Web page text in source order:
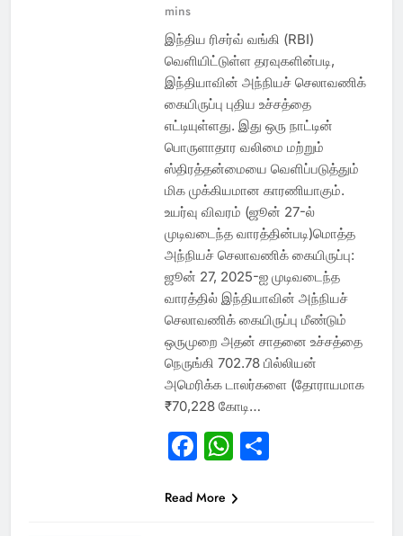
mins
இந்திய ரிசர்வ் வங்கி (RBI)
வெளியிட்டுள்ள தரவுகளின்படி,
இந்தியாவின் அந்நியச் செலாவணிக்
கையிருப்பு புதிய உச்சத்தை
எட்டியுள்ளது. இது ஒரு நாட்டின்
பொருளாதார வலிமை மற்றும்
ஸ்திரத்தன்மையை வெளிப்படுத்தும்
மிக முக்கியமான காரணியாகும்.
உயர்வு விவரம் (ஜூன் 27-ல்
முடிவடைந்த வாரத்தின்படி)மொத்த
அந்நியச் செலாவணிக் கையிருப்பு:
ஜூன் 27, 2025-ஐ முடிவடைந்த
வாரத்தில் இந்தியாவின் அந்நியச்
செலாவணிக் கையிருப்பு மீண்டும்
ஒருமுறை அதன் சாதனை உச்சத்தை
நெருங்கி 702.78 பில்லியன்
அமெரிக்க டாலர்களை (தோராயமாக
₹70,228 கோடி…
Facebook
WhatsApp
Share
Read More